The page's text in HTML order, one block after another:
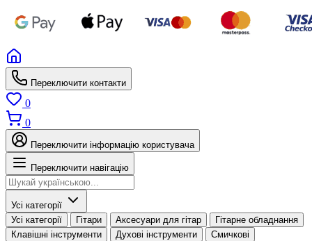
Переключити контакти
0
0
Переключити інформацію користувача
Переключити навігацію
Усі категорії
Усі категорії
Гітари Аксесуари для гітар
Гітарне обладнання
Клавішні інструменти
Духові інструменти
Смичкові